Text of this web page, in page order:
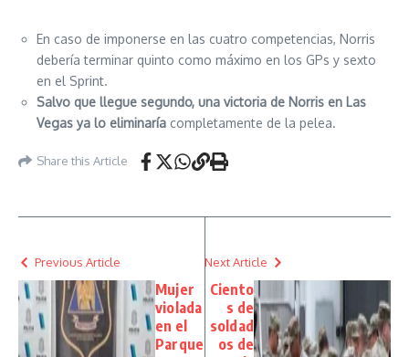
En caso de imponerse en las cuatro competencias, Norris
debería terminar quinto como máximo en los GPs y sexto
en el Sprint.
Salvo que llegue segundo, una victoria de Norris en Las
Vegas ya lo eliminaría completamente de la pelea.
Share this Article
Previous Article
Mujer
violada
en el
Parque
Next Article
Ciento
s de
soldad
os de